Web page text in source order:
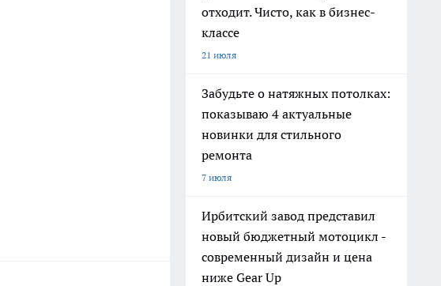
отходит. Чисто, как в бизнес-
классе
21 июля
Забудьте о натяжных потолках:
показываю 4 актуальные
новинки для стильного
ремонта
7 июля
Ирбитский завод представил
новый бюджетный мотоцикл -
современный дизайн и цена
ниже Gear Up